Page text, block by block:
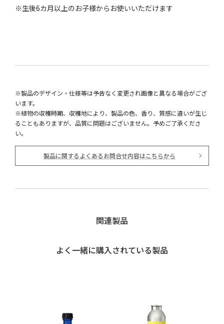
※生後6カ月以上のお子様からお使いいただけます
※製品のデザイン・仕様等は予告なく変更され画像と異なる場合がござ
います。
※植物の収穫時期、収穫地により、製品の色、香り、質感に違いが生じ
ることもありますが、品質に問題はございません。予めご了承くださ
い。
製品に関するよくあるお問合せ内容はこちらから
関連製品
よく一緒に購入されている製品